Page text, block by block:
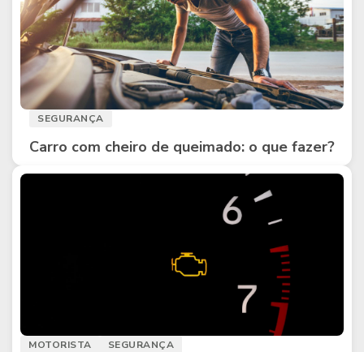
SEGURANÇA
Carro com cheiro de queimado: o que fazer?
MOTORISTA SEGURANÇA